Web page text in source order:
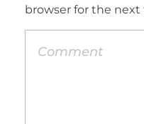
browser for the